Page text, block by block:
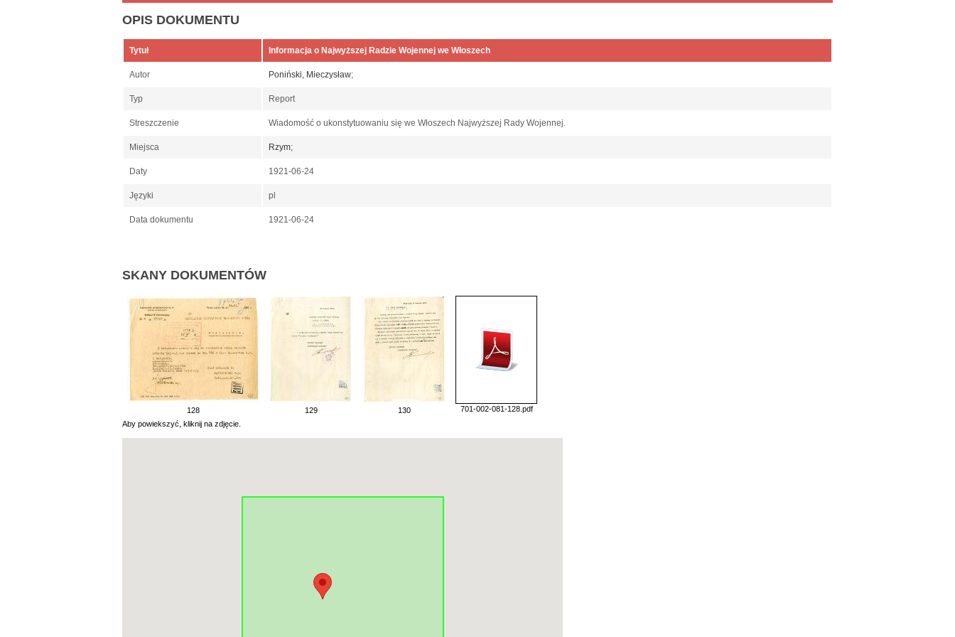
OPIS DOKUMENTU
Tytuł Informacja o Najwyższej Radzie Wojennej we Włoszech
Autor Poniński, Mieczysław;
Typ Report
Streszczenie Wiadomość o ukonstytuowaniu się we Włoszech Najwyższej Rady Wojennej.
Miejsca Rzym;
Daty 1921-06-24
Języki pl
Data dokumentu 1921-06-24
SKANY DOKUMENTÓW
128 129 130
701-002-081-128.pdf
Aby powiekszyć, kliknij na zdjęcie.